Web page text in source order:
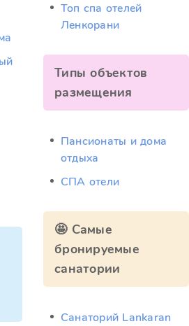
Топ спа отелей
Ленкорани
Типы объектов
размещения
Пансионаты и дома
отдыха
СПА отели
🤩 Самые
бронируемые
санатории
Санаторий Lankaran